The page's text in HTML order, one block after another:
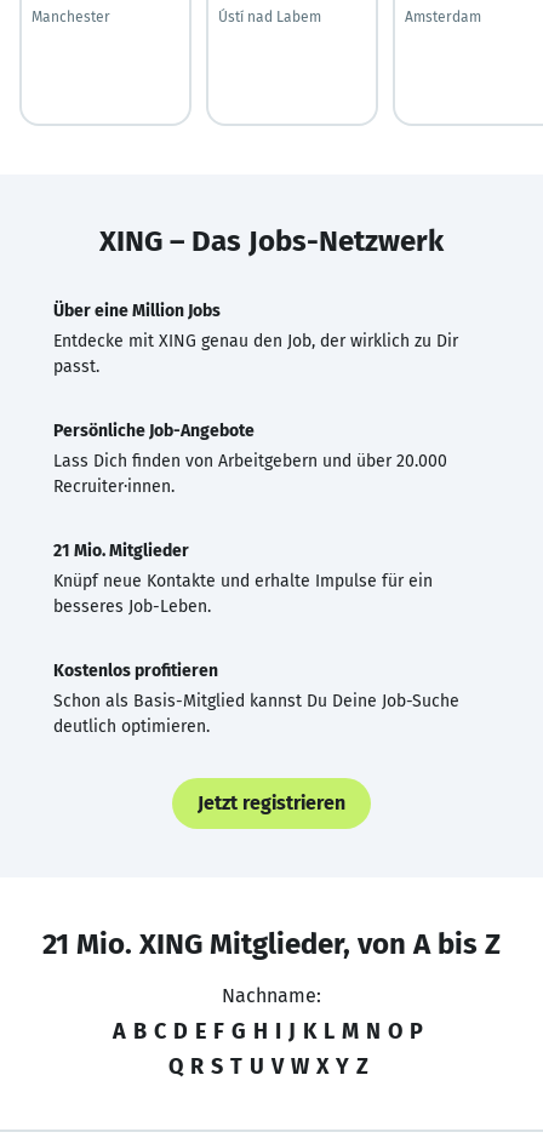
Manchester
Ústí nad Labem
Amsterdam
XING – Das Jobs-Netzwerk
Über eine Million Jobs
Entdecke mit XING genau den Job, der wirklich zu Dir
passt.
Persönliche Job-Angebote
Lass Dich finden von Arbeitgebern und über 20.000
Recruiter·innen.
21 Mio. Mitglieder
Knüpf neue Kontakte und erhalte Impulse für ein
besseres Job-Leben.
Kostenlos profitieren
Schon als Basis-Mitglied kannst Du Deine Job-Suche
deutlich optimieren.
Jetzt registrieren
21 Mio. XING Mitglieder, von A bis Z
Nachname:
A B C D E F G H I J K L M N O P
Q R S T U V W X Y Z